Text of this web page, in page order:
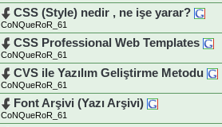
CSS (Style) nedir , ne işe yarar?
CoNQueRoR_61
CSS Professional Web Templates
CoNQueRoR_61
CVS ile Yazılım Geliştirme Metodu
CoNQueRoR_61
Font Arşivi (Yazı Arşivi)
CoNQueRoR_61